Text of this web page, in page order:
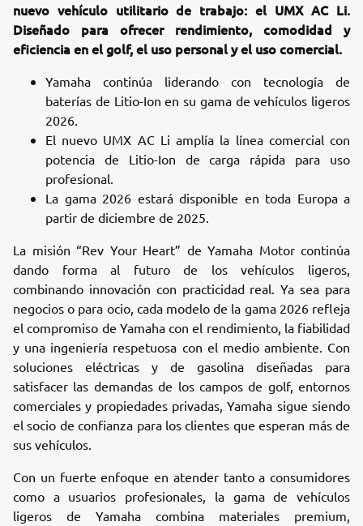
nuevo vehículo utilitario de trabajo: el UMX AC Li.
Diseñado para ofrecer rendimiento, comodidad y
eficiencia en el golf, el uso personal y el uso comercial.
Yamaha continúa liderando con tecnología de
baterías de Litio-Ion en su gama de vehículos ligeros
2026.
El nuevo UMX AC Li amplía la línea comercial con
potencia de Litio-Ion de carga rápida para uso
profesional.
La gama 2026 estará disponible en toda Europa a
partir de diciembre de 2025.
La misión “Rev Your Heart” de Yamaha Motor continúa
dando forma al futuro de los vehículos ligeros,
combinando innovación con practicidad real. Ya sea para
negocios o para ocio, cada modelo de la gama 2026 refleja
el compromiso de Yamaha con el rendimiento, la fiabilidad
y una ingeniería respetuosa con el medio ambiente. Con
soluciones eléctricas y de gasolina diseñadas para
satisfacer las demandas de los campos de golf, entornos
comerciales y propiedades privadas, Yamaha sigue siendo
el socio de confianza para los clientes que esperan más de
sus vehículos.
Con un fuerte enfoque en atender tanto a consumidores
como a usuarios profesionales, la gama de vehículos
ligeros de Yamaha combina materiales premium,